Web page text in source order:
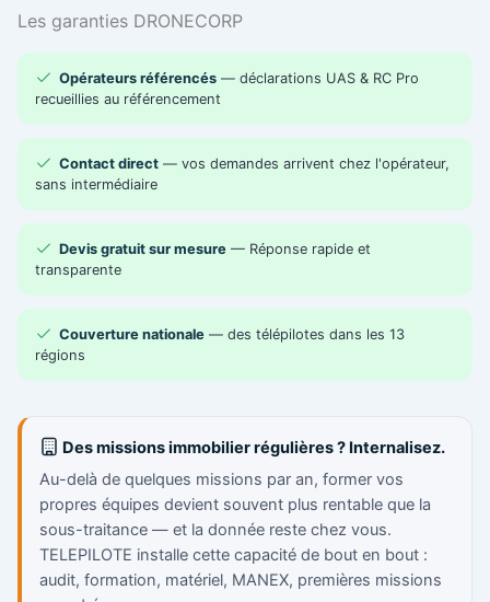
Les garanties DRONECORP
Opérateurs référencés — déclarations UAS & RC Pro
recueillies au référencement
Contact direct — vos demandes arrivent chez l'opérateur,
sans intermédiaire
Devis gratuit sur mesure — Réponse rapide et
transparente
Couverture nationale — des télépilotes dans les 13
régions
Des missions immobilier régulières ? Internalisez.
Au-delà de quelques missions par an, former vos
propres équipes devient souvent plus rentable que la
sous-traitance — et la donnée reste chez vous.
TELEPILOTE installe cette capacité de bout en bout :
audit, formation, matériel, MANEX, premières missions